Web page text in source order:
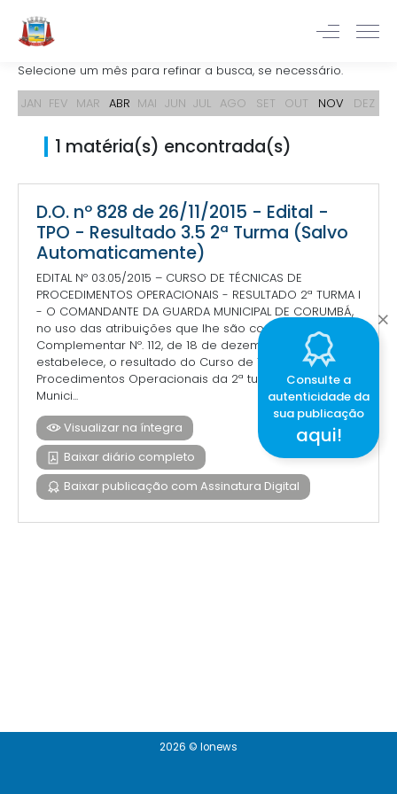
Selecione um mês para refinar a busca, se necessário.
JAN FEV MAR ABR MAI JUN JUL AGO SET OUT NOV DEZ
1 matéria(s) encontrada(s)
D.O. nº 828 de 26/11/2015 - Edital -
TPO - Resultado 3.5 2ª Turma (Salvo
Automaticamente)
EDITAL Nº 03.05/2015 – CURSO DE TÉCNICAS DE
PROCEDIMENTOS OPERACIONAIS - RESULTADO 2ª TURMA I
- O COMANDANTE DA GUARDA MUNICIPAL DE CORUMBÁ,
no uso das atribuições que lhe são conferidas na Lei
Complementar Nº. 112, de 18 de dezembro de 2007,
estabelece, o resultado do Curso de Técnicas de
Procedimentos Operacionais da 2ª turma da Guarda
Munici...
Visualizar na íntegra
Baixar diário completo
Baixar publicação com Assinatura Digital
2026 © Ionews
Consulte a
autenticidade da
sua publicação
aqui!